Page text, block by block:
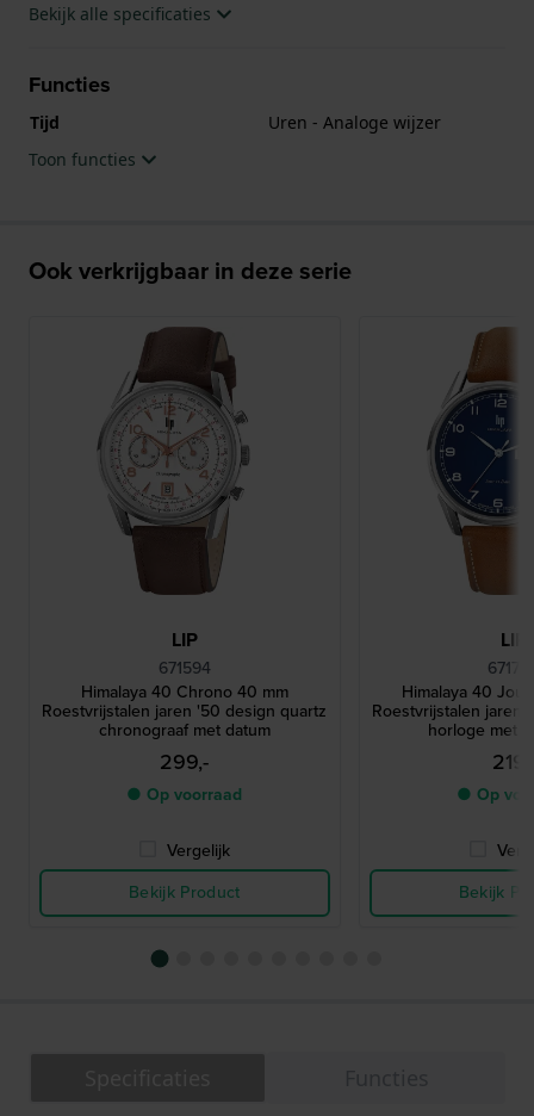
Bekijk alle specificaties
Functies
Tijd
Uren - Analoge wijzer
Toon functies
Ook verkrijgbaar in deze serie
LIP
671594
Himalaya 40 Chrono 40 mm
Roestvrijstalen jaren '50 design quartz
chronograaf met datum
299,-
● Op voorraad
Vergelijk
Bekijk Product
LIP
Himalaya 40
Roestvrijstalen jaren
horloge met
● Op
Bekijk